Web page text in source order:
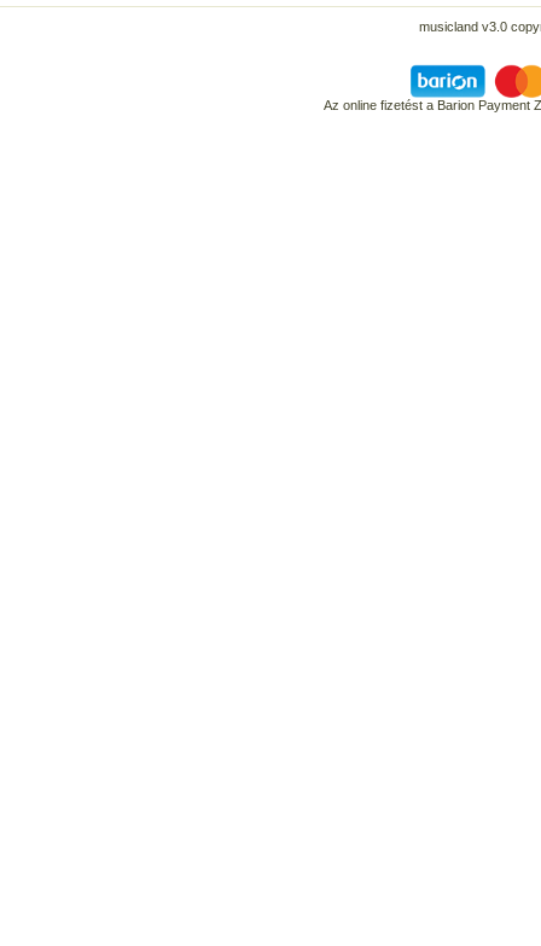
musicland v3.0
Az online fizetést a Barion Payment